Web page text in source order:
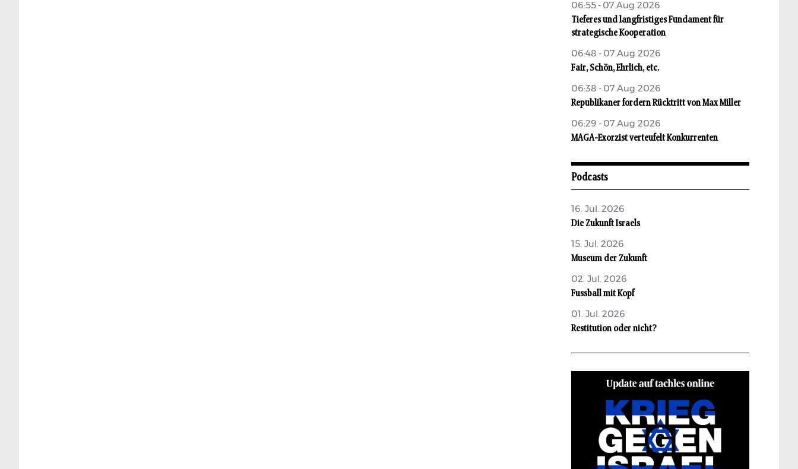
06:55 - 07.Aug 2026
Tieferes und langfristiges Fundament für
strategische Kooperation
06:48 - 07.Aug 2026
Fair, Schön, Ehrlich, etc.
06:38 - 07.Aug 2026
Republikaner fordern Rücktritt von Max Miller
06:29 - 07.Aug 2026
MAGA-Exorzist verteufelt Konkurrenten
Podcasts
16. Jul. 2026
Die Zukunft Israels
15. Jul. 2026
Museum der Zukunft
02. Jul. 2026
Fussball mit Kopf
01. Jul. 2026
Restitution oder nicht?